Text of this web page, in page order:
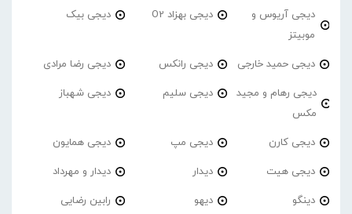
دیجی آریوس و
موبیتز
دیجی بهزاد O2 دیجی بیک
دیجی حمید خارجی دیجی رانکس دیجی رضا مرادی
دیجی رهام و مجید
مکس
دیجی سلیم دیجی شهباز
دیجی کارن دیجی مپ دیجی همایون
دیجی هیت دیدار دیدار و مهرداد
دینگو دیهو رابین رضایی